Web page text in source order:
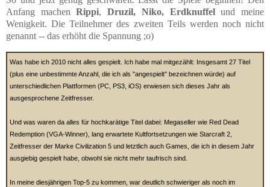
Anfang machenRippi,Druzil, Niko, Erdknuffelund meine
Wenigkeit. Die Teilnehmer des zweiten Teils werden noch nicht
genannt -- das erhöht die Spannung ;o)
Was habe ich 2010 nicht alles gespielt. Ich habe mal mitgezählt: Insgesamt 27 Titel
(plus eine unbestimmte Anzahl, die ich als "angespielt" bezeichnen würde) auf
unterschiedlichen Plattformen (PC, PS3, iOS) erwiesen sich dieses Jahr als
ausgesprochene Zeitfresser.
Und was waren da alles für hochkarätige Titel dabei: Megaseller wie Red Dead
Redemption (VGA-Winner), lang erwartete Kultfortsetzungen wie Starcraft 2,
Zeitfresser der Marke Civilization 5 und letztlich auch Games, die ich in diesem Jahr
ausgiebig gespielt habe, obwohl sie nicht mehr taufrisch sind.
In meine diesjährigen Top-5 zu kommen, war deutlich schwieriger als noch im